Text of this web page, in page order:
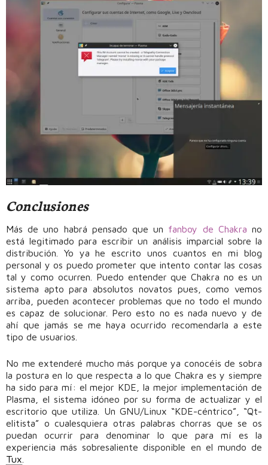
Conclusiones
Más de uno habrá pensado que un fanboy de Chakra no
está legitimado para escribir un análisis imparcial sobre la
distribución. Yo ya he escrito unos cuantos en mi blog
personal y os puedo prometer que intento contar las cosas
tal y como ocurren. Puedo entender que Chakra no es un
sistema apto para absolutos novatos pues, como vemos
arriba, pueden acontecer problemas que no todo el mundo
es capaz de solucionar. Pero esto no es nada nuevo y de
ahí que jamás se me haya ocurrido recomendarla a este
tipo de usuarios.
No me extenderé mucho más porque ya conocéis de sobra
la postura en lo que respecta a lo que Chakra es y siempre
ha sido para mí: el mejor KDE, la mejor implementación de
Plasma, el sistema idóneo por su forma de actualizar y el
escritorio que utiliza. Un GNU/Linux “KDE-céntrico”, “Qt-
elitista” o cualesquiera otras palabras chorras que se os
puedan ocurrir para denominar lo que para mí es la
experiencia más sobresaliente disponible en el mundo de
Tux